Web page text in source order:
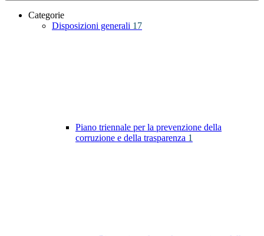
Categorie
Disposizioni generali 17
Piano triennale per la prevenzione della
corruzione e della trasparenza 1